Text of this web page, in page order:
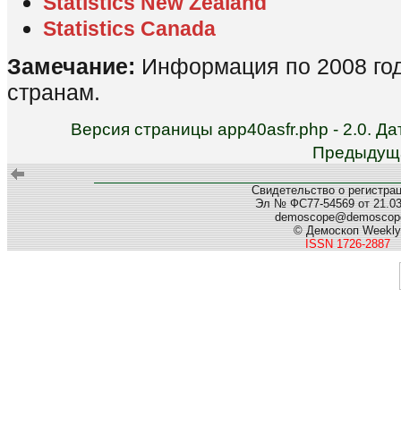
Statistics Canada
Замечание: Информация по 2008
странам.
Версия страницы app40asfr.php - 2.0.
Свидетельство о
Эл № ФС77-54569 от
© Демоскоп Weekly
ISSN 1726-2887